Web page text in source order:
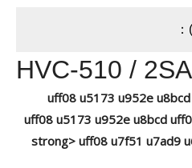
HVC-510 / 2SA
uff08 u5173 u952e
uff08 u5173 u952e u8bcd